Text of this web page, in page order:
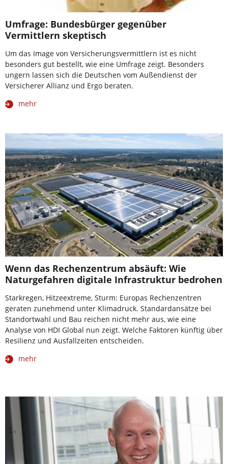
Umfrage: Bundesbürger gegenüber
Vermittlern skeptisch
Um das Image von Versicherungsvermittlern ist es nicht
besonders gut bestellt, wie eine Umfrage zeigt. Besonders
ungern lassen sich die Deutschen vom Außendienst der
Versicherer Allianz und Ergo beraten.
mehr
Wenn das Rechenzentrum absäuft: Wie
Naturgefahren digitale Infrastruktur bedrohen
Starkregen, Hitzeextreme, Sturm: Europas Rechenzentren
geraten zunehmend unter Klimadruck. Standardansätze bei
Standortwahl und Bau reichen nicht mehr aus, wie eine
Analyse von HDI Global nun zeigt. Welche Faktoren künftig über
Resilienz und Ausfallzeiten entscheiden.
mehr